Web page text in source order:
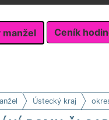
manžel Ceník
Ústecký kraj